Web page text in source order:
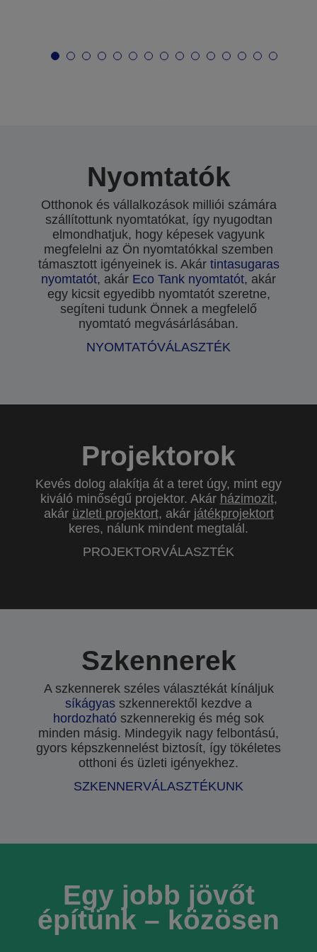
Nyomtatók
Otthonok és vállalkozások milliói számára
szállítottunk nyomtatókat, így nyugodtan
elmondhatjuk, hogy képesek vagyunk
megfelelni az Ön nyomtatókkal szemben
támasztott igényeinek is. Akár tintasugaras
nyomtatót, akár Eco Tank nyomtatót, akár
egy kicsit egyedibb nyomtatót szeretne,
segíteni tudunk Önnek a megfelelő
nyomtató megvásárlásában.
NYOMTATÓVÁLASZTÉK
Projektorok
Kevés dolog alakítja át a teret úgy, mint egy
kiváló minőségű projektor. Akár házimozit,
akár üzleti projektort, akár játékprojektort
keres, nálunk mindent megtalál.
PROJEKTORVÁLASZTÉK
Szkennerek
A szkennerek széles választékát kínáljuk
síkágyas szkennerektől kezdve a
hordozható szkennerekig és még sok
minden másig. Mindegyik nagy felbontású,
gyors képszkennelést biztosít, így tökéletes
otthoni és üzleti igényekhez.
SZKENNERVÁLASZTÉKUNK
Egy jobb jövőt
építünk – közösen